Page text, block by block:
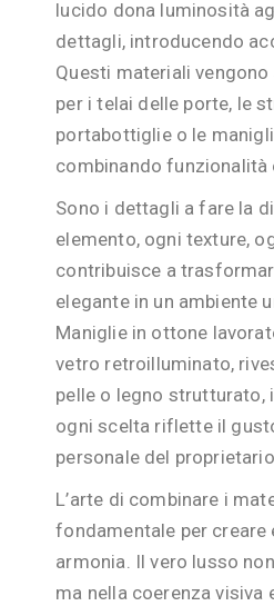
lucido dona luminosità
dettagli, introducendo
Questi materiali
per i telai delle porte, le
portabottiglie o le
combinando funzionalità
Sono i dettagli a fare la
elemento, ogni texture,
contribuisce a
elegante in un ambiente
Maniglie in ottone
vetro retroilluminato,
pelle o legno strutturato,
ogni scelta riflette il
personale del proprietario.
L’arte di combinare i
fondamentale per creare
armonia. Il vero lusso
ma nella coerenza visiva